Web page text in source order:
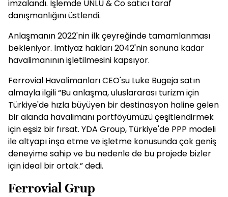
imzalandı. İşlemde ÜNLÜ & Co satıcı taraf
danışmanlığını üstlendi.
Anlaşmanın 2022'nin ilk çeyreğinde tamamlanması
bekleniyor. İmtiyaz hakları 2042'nin sonuna kadar
havalimanının işletilmesini kapsıyor.
Ferrovial Havalimanları CEO'su Luke Bugeja satın
almayla ilgili “Bu anlaşma, uluslararası turizm için
Türkiye'de hızla büyüyen bir destinasyon haline gelen
bir alanda havalimanı portföyümüzü çeşitlendirmek
için eşsiz bir fırsat. YDA Group, Türkiye'de PPP modeli
ile altyapı inşa etme ve işletme konusunda çok geniş
deneyime sahip ve bu nedenle de bu projede bizler
için ideal bir ortak.” dedi.
Ferrovial Grup